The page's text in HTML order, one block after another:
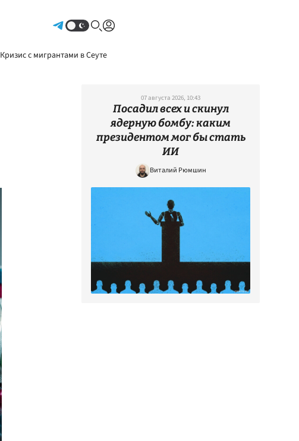
Кризис с мигрантами в Сеуте
07 августа 2026, 10:43
Посадил всех и скинул
ядерную бомбу: каким
президентом мог бы стать
ИИ
Виталий Рюмшин